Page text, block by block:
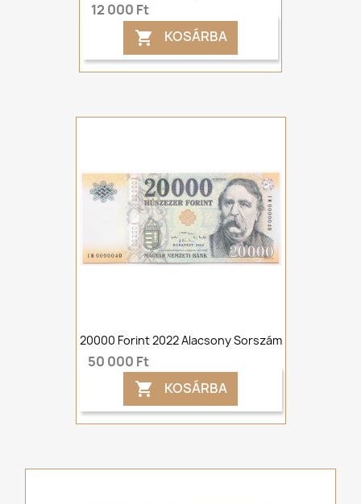
12 000 Ft
 KOSÁRBA
20000 Forint 2022 Alacsony Sorszám
50 000 Ft
 KOSÁRBA